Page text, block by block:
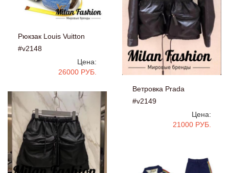
Рюкзак Louis Vuitton
#v2148
Цена:
26000 РУБ.
Ветровка Prada
#v2149
Цена:
21000 РУБ.